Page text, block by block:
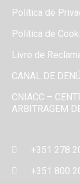
Política de
Política de
Livro de
CANAL DE
CNIACC –
ARBITRAGEM
+351 278
+351 800